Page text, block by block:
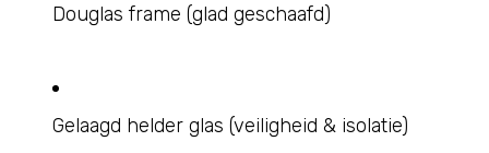
Douglas frame (glad geschaafd)
Gelaagd helder glas (veiligheid & isolatie)